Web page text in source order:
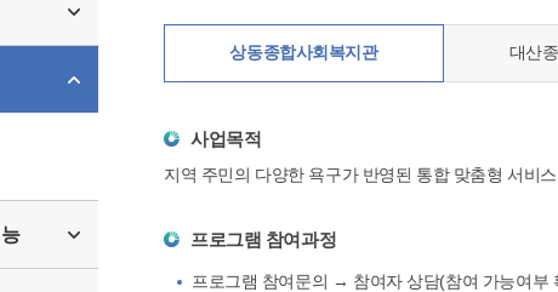
상동종합사회복지관 대산
사업목적
지역 주민의 다양한 욕구가 반영된 통합 맞춤형 서비
프로그램 참여과정
프로그램 참여문의 → 참여자 상담(참여 가능여